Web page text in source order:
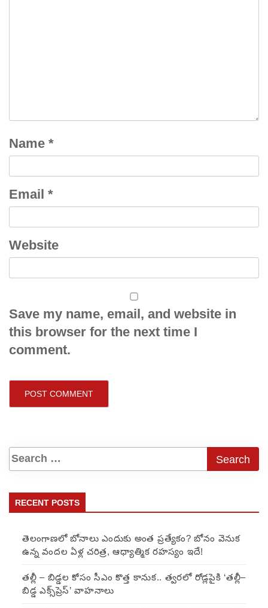
Name *
Email *
Website
Save my name, email, and website in
this browser for the next time I
comment.
RECENT POSTS
తెలంగాణలో బోనాలు ఎందుకు అంత ప్రత్యేకం? బోనం వెనుక
ఉన్న వందల ఏళ్ల చరిత్ర, ఆధ్యాత్మిక రహస్యం ఇదే!
తల్లీ – బిడ్డల కోసం సీఎం కొత్త కానుక.. త్వరలో రోడ్లపైకి ‘తల్లీ–
బిడ్డ ఎక్స్‌ప్రెస్’ వాహనాలు